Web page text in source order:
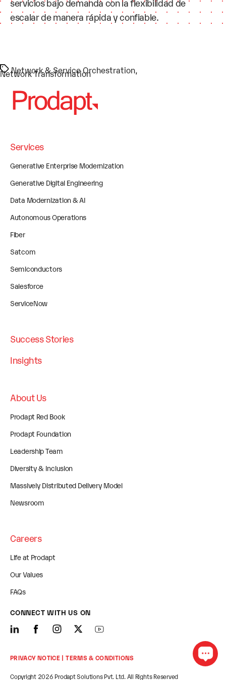
servicios bajo demanda con la flexibilidad de
escalar de manera rápida y confiable.
Etiquetas
Network & Service Orchestration,
Network Transformation
Services
Generative Enterprise Modernization
Generative Digital Engineering
Data Modernization & AI
Autonomous Operations
Fiber
Satcom
Semiconductors
Salesforce
ServiceNow
Success Stories
Insights
About Us
Prodapt Red Book
Prodapt Foundation
Leadership Team
Diversity & Inclusion
Massively Distributed Delivery Model
Newsroom
Careers
Life at Prodapt
Our Values
FAQs
CONNECT WITH US ON
Copyright 2026 Prodapt Solutions Pvt. Ltd. All Rights Reserved
PRIVACY NOTICE | TERMS & CONDITIONS